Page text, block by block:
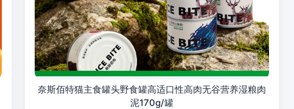
奈斯佰特猫主食罐头野食罐高适口性高肉无谷营养湿粮肉
泥170g/罐